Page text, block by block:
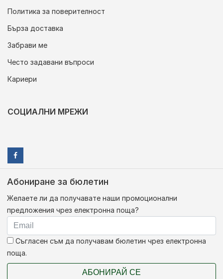
Политика за поверителност
Бърза доставка
Забрави ме
Често задавани въпроси
Кариери
СОЦИАЛНИ МРЕЖИ
Абониране за бюлетин
Желаете ли да получавате наши промоционални
предложения чрез електронна поща?
Съгласен съм да получавам бюлетин чрез електронна
поща.
АБОНИРАЙ СЕ